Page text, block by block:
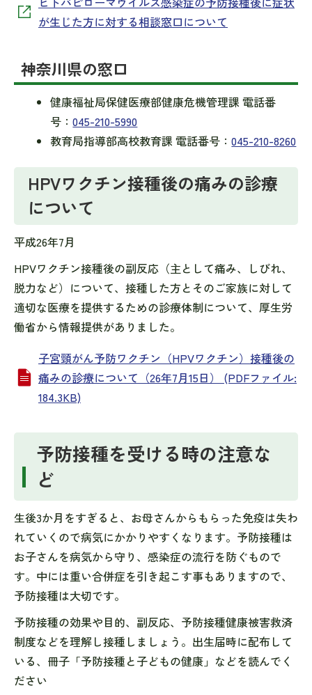
が生じた方に対する相談窓口について
神奈川県の窓口
健康福祉局保健医療部健康危機管理課 電話番
号：045-210-5990
教育局指導部高校教育課 電話番号：045-210-8260
HPVワクチン接種後の痛みの診療
について
平成26年7月
HPVワクチン接種後の副反応（主として痛み、しびれ、
脱力など）について、接種した方とそのご家族に対して
適切な医療を提供するための診療体制について、厚生労
働省から情報提供がありました。
子宮頸がん予防ワクチン（HPVワクチン）接種後の
痛みの診療について（26年7月15日） (PDFファイル:
184.3KB)
予防接種を受ける時の注意な
ど
生後3か月をすぎると、お母さんからもらった免疫は失わ
れていくので病気にかかりやすくなります。予防接種は
お子さんを病気から守り、感染症の流行を防ぐもので
す。中には重い合併症を引き起こす事もありますので、
予防接種は大切です。
予防接種の効果や目的、副反応、予防接種健康被害救済
制度などを理解し接種しましょう。出生届時に配布して
いる、冊子「予防接種と子どもの健康」などを読んでく
ださい